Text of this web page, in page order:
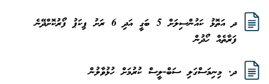
ދ އަތޮޅު ކައުންސިލަށް 5 ބަގީ އަދި 6 ރަށު ޕިކަޕު ފޯރުކޮށްދޭނެ
ފަރާތެއް ހޯދުން
ދ. މިނިމަސްގަލި ސަބް-ލީސް ކުރުމަށް ހުޅުވާލުން